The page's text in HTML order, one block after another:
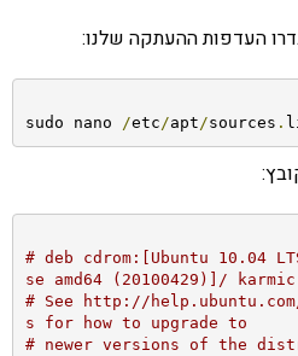
העדפות ההעתקה שלנו:
sudo nano /etc/apt/sources .
# deb cdrom:[Ubuntu 10.04
se amd64 (20100429)]/
# See http://help.ubuntu.com/
s for how to upgrade to
# newer versions of the